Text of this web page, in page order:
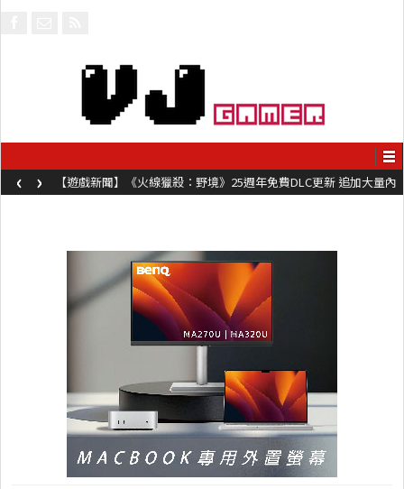
【遊戲新聞】《火線獵殺：野境》25週年免費DLC更新 追加大量內
容同時系舊作限時超平價折扣
‹ ›